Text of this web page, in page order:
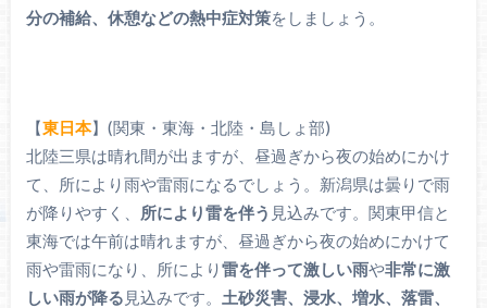
分の補給、休憩などの熱中症対策をしましょう。
【東日本】(関東・東海・北陸・島しょ部)
北陸三県は晴れ間が出ますが、昼過ぎから夜の始めにかけ
て、所により雨や雷雨になるでしょう。新潟県は曇りで雨
が降りやすく、 所により雷を伴う 見込みです。関東甲信と
東海では午前は晴れますが、昼過ぎから夜の始めにかけて
雨や雷雨になり、所により雷を伴って激しい雨や非常に激
しい雨が降る 見込みです。 土砂災害、浸水、増水、落雷、